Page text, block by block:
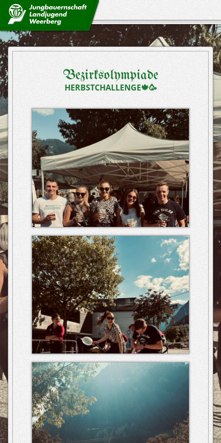
so isch’s
so wor’s
ausschuss
geschichte
Bezirksolympiade
HERBSTCHALLENGE🍁🥳